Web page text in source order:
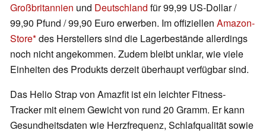
Großbritannien und Deutschland für 99,99 US-Dollar /
99,90 Pfund / 99,90 Euro erwerben. Im offiziellen Amazon-
Store des Herstellers sind die Lagerbestände allerdings
noch nicht angekommen. Zudem bleibt unklar, wie viele
Einheiten des Produkts derzeit überhaupt verfügbar sind.
Das Helio Strap von Amazfit ist ein leichter Fitness-
Tracker mit einem Gewicht von rund 20 Gramm. Er kann
Gesundheitsdaten wie Herzfrequenz, Schlafqualität sowie